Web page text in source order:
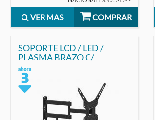
$
VER MAS COMPRAR
SOPORTE LCD / LED /
PLASMA BRAZO C/
INCLINABLE DE 26" A 55"
PRONEXT